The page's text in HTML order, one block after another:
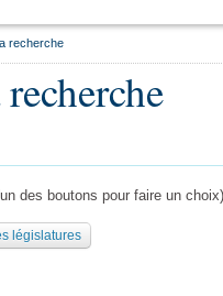
recherche
des boutons pour faire un choix)
législatures